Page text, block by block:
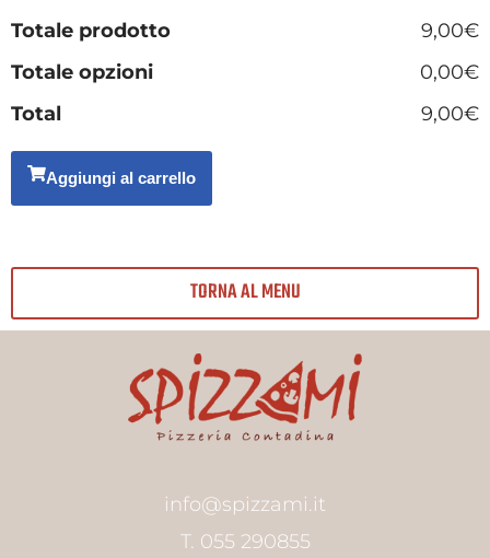
Totale prodotto
9,00€
Totale opzioni
0,00€
Total
9,00€
Aggiungi al carrello
TORNA AL MENU
info@spizzami.it
T. 055 290855